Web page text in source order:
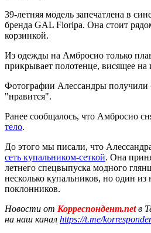
39-летняя модель запечатлена в
бренда GAL Floripa. Она стоит
корзинкой.
Из одежды на Амбросио только
прикрывает полотенце, висящее на
Фотографии Алессандры получили
"нравится".
Ранее сообщалось, что Амбросио
тело.
До этого мы писали, что
сеть купальником-сеткой. Она
летнего спецвыпуска модного
несколько купальников, но один
поклонников.
Новости от Корреспондент.netв
на наш канал https://t.me/